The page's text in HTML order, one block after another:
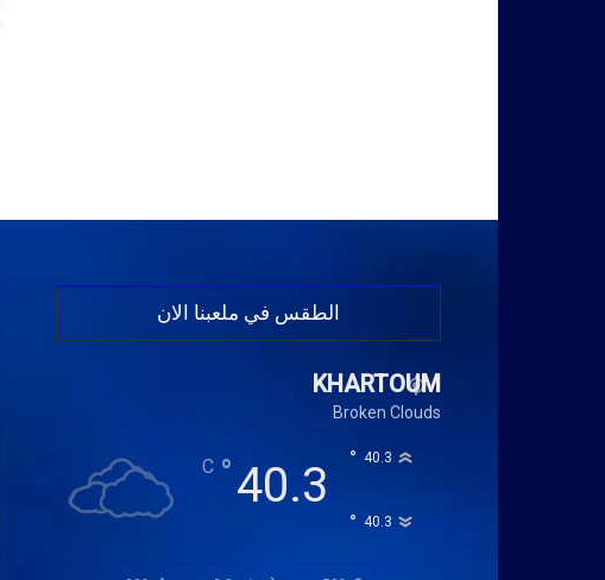
الطقس في ملعبنا الان
KHARTOUM
Broken Clouds
40.3
°
C 40.3
°
40.3
°